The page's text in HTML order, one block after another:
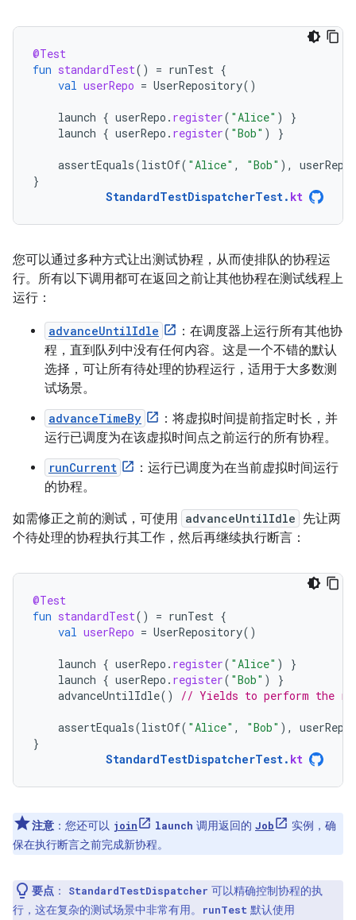
@Test
fun standardTest() = runTest {
val userRepo = UserRepository()
launch { userRepo . register( "Alice" )
}
launch { userRepo . register( "Bob" ) }
assertEquals(listOf( "Alice" , "Bob" ), userRepo
}
StandardTestDispatcherTest. kt
您可以通过多种方式让出测试协程，从而使排队的协程运
行。所有以下调用都可在返回之前让其他协程在测试线程上
运行：
advanceUntilIdle
：在调度器上运行所有其他协
程，直到队列中没有任何内容。这是一个不错的默认
选择，可让所有待处理的协程运行，适用于大多数测
试场景。
advanceTimeBy
：将虚拟时间提前指定时长，并
运行已调度为在该虚拟时间点之前运行的所有协程。
runCurrent
：运行已调度为在当前虚拟时间运行
的协程。
如需修正之前的测试，可使用 advanceUntilIdle 先让两
个待处理的协程执行其工作，然后再继续执行断言：
@Test
fun standardTest() = runTest {
val userRepo = UserRepository()
launch { userRepo . register( "Alice" )
}
launch { userRepo . register( "Bob" )
}
advanceUntilIdle() // Yields to perform the
assertEquals(listOf( "Alice" , "Bob" ), userRepo
}
StandardTestDispatcherTest. kt
注意 ：您还可以 join launch 调用返回的 Job
实例，确
保在执行断言之前完成新协程。
要点 ： StandardTestDispatcher 可以精确控制协程的执
行，这在复杂的测试场景中非常有用。
runTest 默认使用